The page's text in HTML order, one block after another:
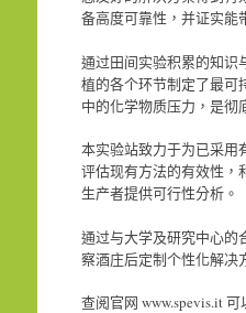
备高度可靠性，并证实能
通过田间实验积累的知识
植的各个环节制定了最可
中的化学物质压力，是彻
本实验站致力于为已采用
评估现有方法的有效性，
生产者提供可行性分析。
通过与大学及研究中心的
察酒庄后定制个性化解决
查阅官网 www.spevis.it